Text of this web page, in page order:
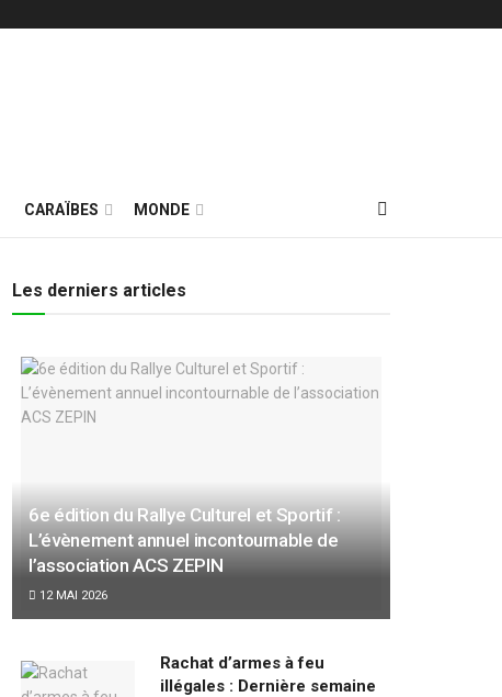
CARAÏBES MONDE
Les derniers articles
6e édition du Rallye Culturel et Sportif :
L’évènement annuel incontournable de
l’association ACS ZEPIN
12 MAI 2026
Rachat d’armes à feu
illégales : Dernière semaine